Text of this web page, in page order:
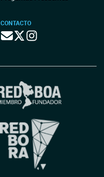
CONTACTO